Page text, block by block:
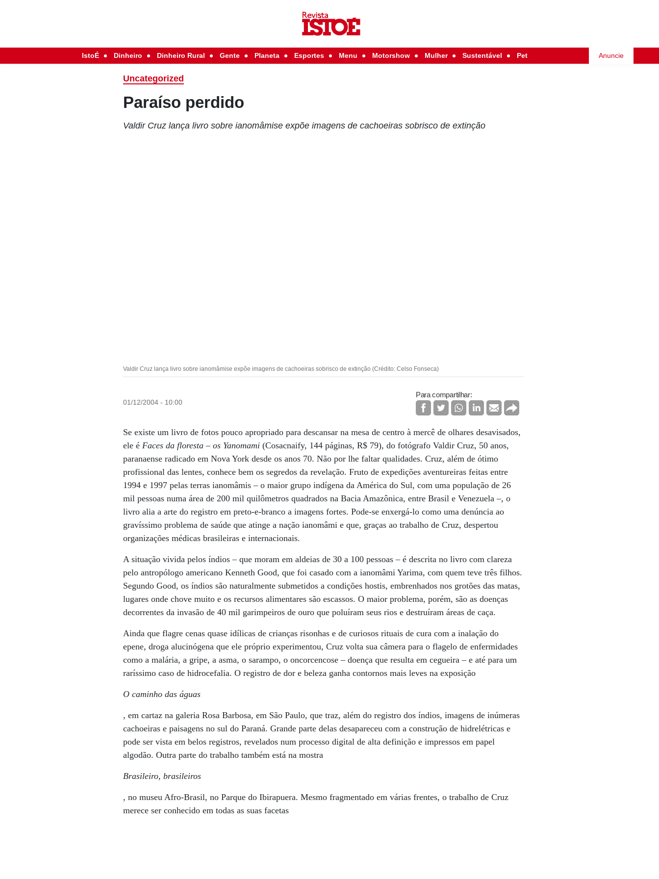
IstoÉ Dinheiro Dinheiro Rural Gente Planeta Esportes Menu Motorshow Mulher Sustentável Pet Anuncie
Uncategorized
Paraíso perdido
Valdir Cruz lança livro sobre ianomâmise expõe imagens de cachoeiras sobrisco de extinção
Valdir Cruz lança livro sobre ianomâmise expõe imagens de cachoeiras sobrisco de extinção (Crédito: Celso Fonseca)
01/12/2004 - 10:00
Para compartilhar:
Se existe um livro de fotos pouco apropriado para descansar na mesa de centro à mercê de olhares desavisados,
ele é Faces da floresta – os Yanomami (Cosacnaify, 144 páginas, R$ 79), do fotógrafo Valdir Cruz, 50 anos,
paranaense radicado em Nova York desde os anos 70. Não por lhe faltar qualidades. Cruz, além de ótimo
profissional das lentes, conhece bem os segredos da revelação. Fruto de expedições aventureiras feitas entre
1994 e 1997 pelas terras ianomâmis – o maior grupo indígena da América do Sul, com uma população de 26
mil pessoas numa área de 200 mil quilômetros quadrados na Bacia Amazônica, entre Brasil e Venezuela –, o
livro alia a arte do registro em preto-e-branco a imagens fortes. Pode-se enxergá-lo como uma denúncia ao
gravíssimo problema de saúde que atinge a nação ianomâmi e que, graças ao trabalho de Cruz, despertou
organizações médicas brasileiras e internacionais.
A situação vivida pelos índios – que moram em aldeias de 30 a 100 pessoas – é descrita no livro com clareza
pelo antropólogo americano Kenneth Good, que foi casado com a ianomâmi Yarima, com quem teve três filhos.
Segundo Good, os índios são naturalmente submetidos a condições hostis, embrenhados nos grotões das matas,
lugares onde chove muito e os recursos alimentares são escassos. O maior problema, porém, são as doenças
decorrentes da invasão de 40 mil garimpeiros de ouro que poluíram seus rios e destruíram áreas de caça.
Ainda que flagre cenas quase idílicas de crianças risonhas e de curiosos rituais de cura com a inalação do
epene, droga alucinógena que ele próprio experimentou, Cruz volta sua câmera para o flagelo de enfermidades
como a malária, a gripe, a asma, o sarampo, o oncorcencose – doença que resulta em cegueira – e até para um
raríssimo caso de hidrocefalia. O registro de dor e beleza ganha contornos mais leves na exposição
O caminho das águas
, em cartaz na galeria Rosa Barbosa, em São Paulo, que traz, além do registro dos índios, imagens de inúmeras
cachoeiras e paisagens no sul do Paraná. Grande parte delas desapareceu com a construção de hidrelétricas e
pode ser vista em belos registros, revelados num processo digital de alta definição e impressos em papel
algodão. Outra parte do trabalho também está na mostra
Brasileiro, brasileiros
, no museu Afro-Brasil, no Parque do Ibirapuera. Mesmo fragmentado em várias frentes, o trabalho de Cruz
merece ser conhecido em todas as suas facetas